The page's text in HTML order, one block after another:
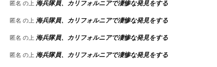
匿名 の上 海兵隊員、カリフォルニアで凄惨な発見をする
匿名 の上 海兵隊員、カリフォルニアで凄惨な発見をする
匿名 の上 海兵隊員、カリフォルニアで凄惨な発見をする
匿名 の上 海兵隊員、カリフォルニアで凄惨な発見をする